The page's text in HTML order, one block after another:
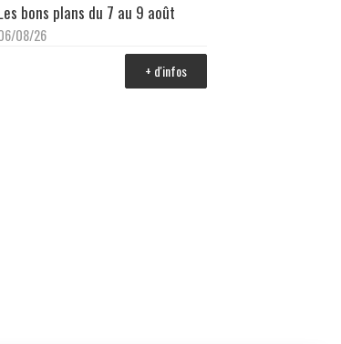
bons plans du 7 au 9 août
08/26
+ d'infos